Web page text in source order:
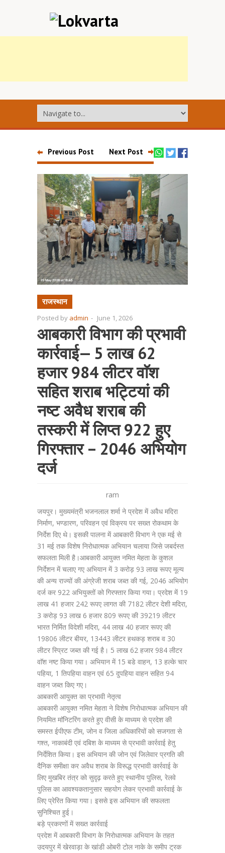
Previous Post Next Post
राजस्थान
Posted by admin - June 1, 2026
आबकारी विभाग की प्रभावी
कार्रवाई— 5 लाख 62
हजार 984 लीटर वाॅश
सहित शराब भट्टियां की
नष्ट अवैध शराब की
तस्करी में लिप्त 922 हुए
गिरफ्तार – 2046 अभियोग
दर्ज
ram
जयपुर। मुख्यमंत्री भजनलाल शर्मा ने प्रदेश में अवैध मदिरा
निर्माण, भण्डारण, परिवहन एवं विक्रय पर सख्त रोकथाम के
निर्देश दिए थे। इसकी पालना में आबकारी विभाग ने एक मई से
31 मई तक विशेष निरोधात्मक अभियान चलाया जिसे जबर्दस्त
सफलता मिली है।आबकारी आयुक्त नमित मेहता के कुशल
निर्देशन में चलाए गए अभियान में 3 करोड़ 93 लाख रूपए मूल्य
की अन्य राज्यों की अंग्रेजी शराब जब्त की गई, 2046 अभियोग
दर्ज कर 922 अभियुक्तों को गिरफ्तार किया गया। प्रदेश में 19
लाख 41 हजार 242 रूपए लागत की 7182 लीटर देशी मदिरा,
3 करोड़ 93 लाख 6 हजार 809 रूपए की 39219 लीटर
भारत निर्मित विदेशी मदिरा, 44 लाख 40 हजार रूपए की
19806 लीटर बीयर, 13443 लीटर हथकड़ शराब व 30
लीटर स्प्रिट जब्त की गई है। 5 लाख 62 हजार 984 लीटर
वाॅश नष्ट किया गया। अभियान में 15 बडे वाहन, 13 हल्के चार
पहिया, 1 तिपहिया वाहन एवं 65 दुपहिया वाहन सहित 94
वाहन जब्त किए गए।
आबकारी आयुक्त का प्रभावी नेतृत्व
आबकारी आयुक्त नमित मेहता ने विशेष निरोधात्मक अभियान की
नियमित माॅनिटरिंग करते हुए वीसी के माध्यम से प्रदेश की
समस्त ईपीएफ टीम, जोन व जिला अधिकारियों को सजगता से
गश्त, नाकाबंदी एवं दबिश के माध्यम से प्रभावी कार्रवाई हेतु
निर्देशित किया। इस अभियान की जोन एवं जिलेवार प्रगति की
दैनिक समीक्षा कर अवैध शराब के विरूद्ध प्रभावी कार्रवाई के
लिए मुखबिर तंत्र को सुदृढ़ करते हुए स्थानीय पुलिस, रेलवे
पुलिस का आवश्यकतानुसार सहयोग लेकर प्रभावी कार्रवाई के
लिए प्रेरित किया गया। इससे इस अभियान की सफलता
सुनिश्चित हुई।
बड़े प्रकरणों में सख्त कार्रवाई
प्रदेश में आबकारी विभाग के निरोधात्मक अभियान के तहत
उदयपुर में खेरवाड़ा के खांडी ओबरी टोल नाके के समीप ट्रक